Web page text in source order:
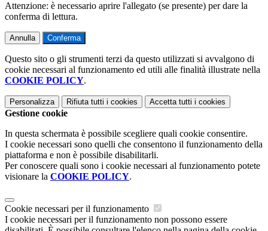
Attenzione: è necessario aprire l'allegato (se presente) per dare la
conferma di lettura.
Annulla Conferma
Questo sito o gli strumenti terzi da questo utilizzati si avvalgono di
cookie necessari al funzionamento ed utili alle finalità illustrate nella
COOKIE POLICY.
Personalizza Rifiuta tutti i cookies Accetta tutti i cookies
Gestione cookie
In questa schermata è possibile scegliere quali cookie consentire.
I cookie necessari sono quelli che consentono il funzionamento della
piattaforma e non è possibile disabilitarli.
Per conoscere quali sono i cookie necessari al funzionamento potete
visionare la COOKIE POLICY.
Cookie necessari per il funzionamento
I cookie necessari per il funzionamento non possono essere